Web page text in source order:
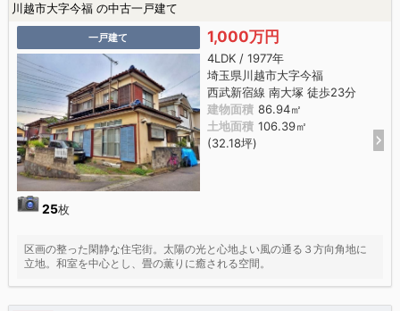
川越市大字今福 の中古一戸建て
一戸建て
25枚
1,000万円
4LDK / 1977年
埼玉県川越市大字今福
西武新宿線 南大塚 徒歩23分
建物面積 86.94㎡
土地面積 106.39㎡
(32.18坪)
区画の整った閑静な住宅街。太陽の光と心地よい風の通る３方向角地に
立地。和室を中心とし、畳の薫りに癒される空間。